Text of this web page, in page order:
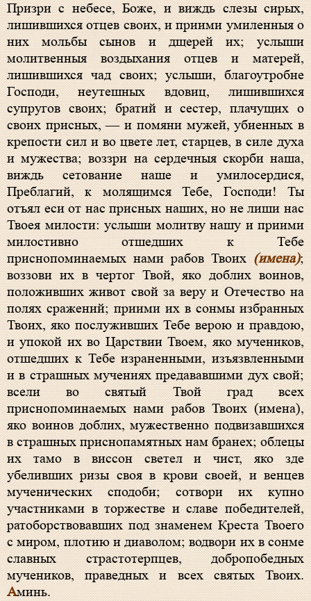
Призри с небесе, Боже, и виждь слезы сирых,
лишившихся отцев своих, и приими умиленныя о
них мольбы сынов и дщерей их; услыши
молитвенныя воздыхания отцев и матерей,
лишившихся чад своих; услыши, благоутробне
Господи, неутешных вдовиц, лишившихся
супругов своих; братий и сестер, плачущих о
своих присных, — и помяни мужей, убиенных в
крепости сил и во цвете лет, старцев, в силе духа
и мужества; воззри на сердечныя скорби наша,
виждь сетование наше и умилосердися,
Преблагий, к молящимся Тебе, Господи! Ты
отъял еси от нас присных наших, но не лиши нас
Твоея милости: услыши молитву нашу и приими
милостивно отшедших к Тебе
приснопоминаемых нами рабов Твоих(имена);
воззови их в чертог Твой, яко доблих воинов,
положивших живот свой за веру и Отечество на
полях сражений; приими их в сонмы избранных
Твоих, яко послуживших Тебе верою и правдою,
и упокой их во Царствии Твоем, яко мучеников,
отшедших к Тебе израненными, изъязвленными
и в страшных мучениях предававшими дух свой;
всели во святый Твой град всех
приснопоминаемых нами рабов Твоих (имена),
яко воинов доблих, мужественно подвизавшихся
в страшных приснопамятных нам бранех; облецы
их тамо в виссон светел и чист, яко зде
убеливших ризы своя в крови своей, и венцев
мученических сподоби; сотвори их купно
участниками в торжестве и славе победителей,
ратоборствовавших под знаменем Креста Твоего
с миром, плотию и диаволом; водвори их в сонме
славных страстотерпцев, добропобедных
мучеников, праведных и всех святых Твоих.
Аминь.